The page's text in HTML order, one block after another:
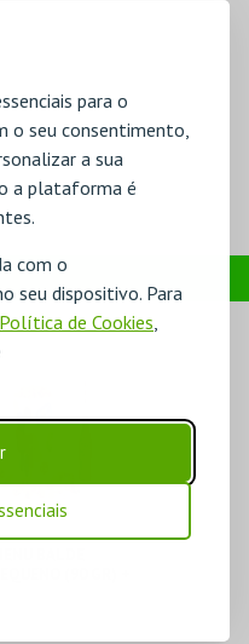
para o
o seu consentimento,
a sua
a plataforma é
com o
seu dispositivo. Para
Política de Cookies